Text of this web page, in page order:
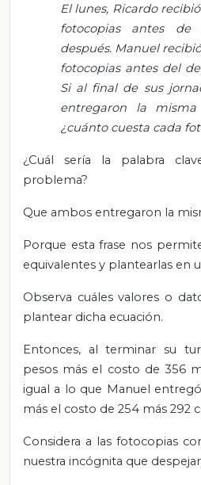
El lunes, Ricardo
fotocopias antes
después. Manuel
fotocopias antes del
Si al final de sus
entregaron la
¿cuánto cuesta cada
¿Cuál sería la palabra
problema?
Que ambos entregaron la
Porque esta frase nos
equivalentes y plantearlas en
Observa cuáles valores o
plantear dicha ecuación.
Entonces, al terminar su
pesos más el costo de 356
igual a lo que Manuel
más el costo de 254 más 292
Considera a las fotocopias
nuestra incógnita que